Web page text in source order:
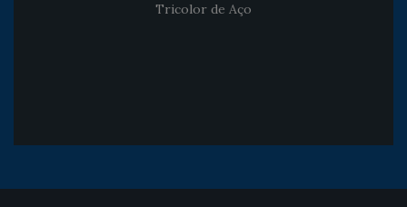
Tricolor de Aço